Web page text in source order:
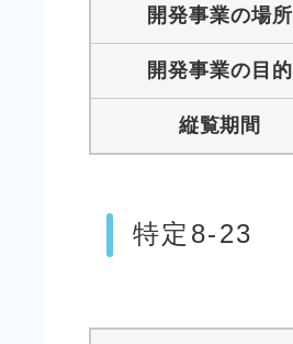
開発事業の場所
開発事業の目的
縦覧期間
特定8-23